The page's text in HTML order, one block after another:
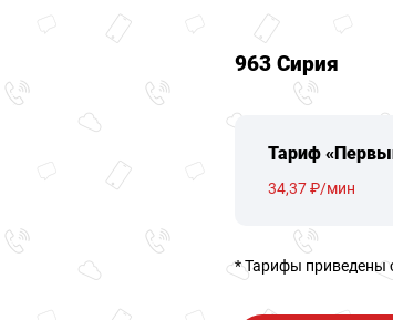
963 Сирия
Тариф
34,37 ₽/мин
* Тарифы приведены